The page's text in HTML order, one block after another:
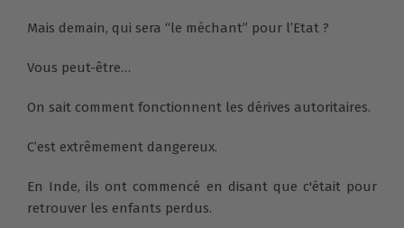
Mais demain, qui sera “le méchant” pour l’Etat ?
Vous peut-être…
On sait comment fonctionnent les dérives autoritaires.
C’est extrêmement dangereux.
En Inde, ils ont commencé en disant que c'était pour
retrouver les enfants perdus.